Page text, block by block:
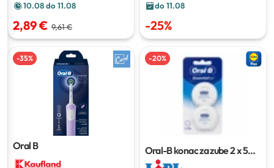
10.08 do 11.08
2,89 € 9,61 €
do 11.08
-25%
-35%
Oral B
-20%
Oral-B konac za zube2 x 50
m